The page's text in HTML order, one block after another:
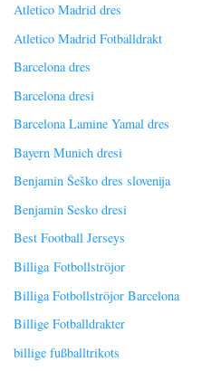
Atletico Madrid dres
Atletico Madrid Fotballdrakt
Barcelona dres
Barcelona dresi
Barcelona Lamine Yamal dres
Bayern Munich dresi
Benjamin Šeško dres slovenija
Benjamin Sesko dresi
Best Football Jerseys
Billiga Fotbollströjor
Billiga Fotbollströjor Barcelona
Billige Fotballdrakter
billige fußballtrikots